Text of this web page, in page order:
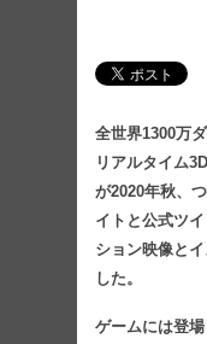
全世界1300万
リアルタイム
が2020年秋、
イトと公式ツ
ション映像と
した。
ゲームには登